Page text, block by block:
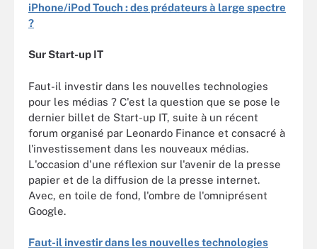
iPhone/iPod Touch : des prédateurs à large spectre
?
Sur Start-up IT
Faut-il investir dans les nouvelles technologies
pour les médias ? C'est la question que se pose le
dernier billet de Start-up IT, suite à un récent
forum organisé par Leonardo Finance et consacré à
l'investissement dans les nouveaux médias.
L'occasion d'une réflexion sur l'avenir de la presse
papier et de la diffusion de la presse internet.
Avec, en toile de fond, l'ombre de l'omniprésent
Google.
Faut-il investir dans les nouvelles technologies